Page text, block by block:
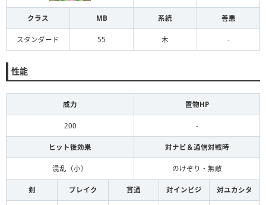
クラス MB 系統 善悪
スタンダード 55 木 -
性能
威力 置物HP
200 -
ヒット後効果 対ナビ＆通信対戦時
混乱（小） のけぞり・無敵
剣 ブレイク 貫通 対インビジ 対ユカシタ